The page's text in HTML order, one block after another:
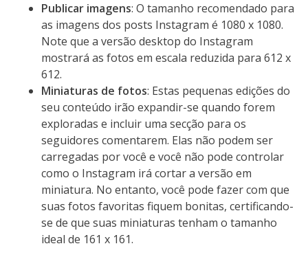
Publicar imagens: O tamanho recomendado para
as imagens dos posts Instagram é 1080 x 1080.
Note que a versão desktop do Instagram
mostrará as fotos em escala reduzida para 612 x
612.
Miniaturas de fotos: Estas pequenas edições do
seu conteúdo irão expandir-se quando forem
exploradas e incluir uma secção para os
seguidores comentarem. Elas não podem ser
carregadas por você e você não pode controlar
como o Instagram irá cortar a versão em
miniatura. No entanto, você pode fazer com que
suas fotos favoritas fiquem bonitas, certificando-
se de que suas miniaturas tenham o tamanho
ideal de 161 x 161.